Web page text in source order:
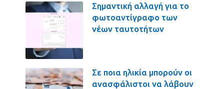
Σημαντική αλλαγή για το
φωτοαντίγραφο των
νέων ταυτοτήτων
Σε ποια ηλικία μπορούν οι
ανασφάλιστοι να λάβουν